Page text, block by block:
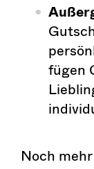
fügen
Noch